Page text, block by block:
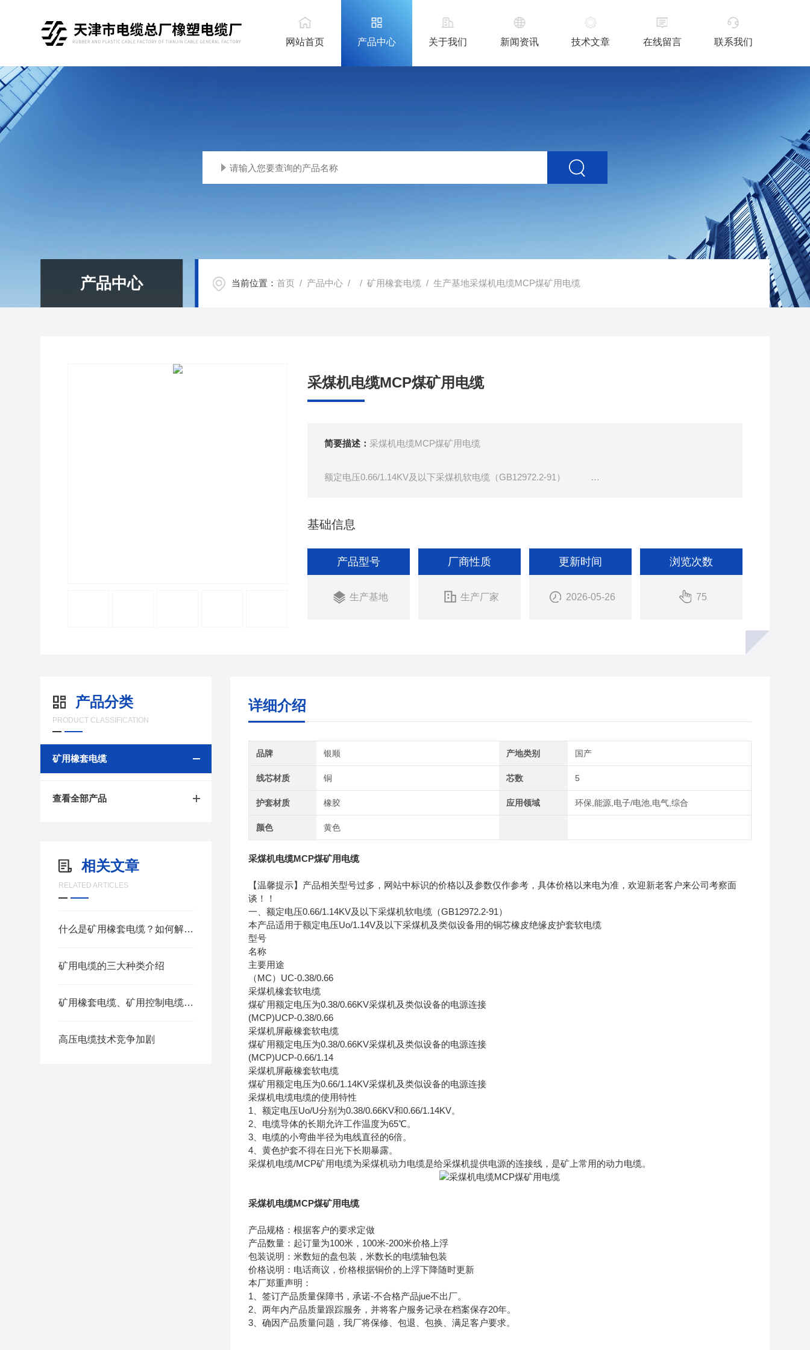
网站首页 产品中心 关于我们 新闻资讯 技术文章 在线留言 联系我们
产品中心 当前位置：首页 / 产品中心 / /矿用橡套电缆 / 生产基地采煤机电缆MCP煤矿用电缆
采煤机电缆MCP煤矿用电缆
简要描述：采煤机电缆MCP煤矿用电缆
额定电压0.66/1.14KV及以下采煤机软电缆（GB12972.2-91）
基础信息
产品型号
生产基地
厂商性质
生产厂家
更新时间
2026-05-26
浏览次数
75
产品分类
PRODUCT CLASSIFICATION
矿用橡套电缆
查看全部产品
相关文章
RELATED ARTICLES
什么是矿用橡套电缆？如何解决井下电磁干扰难题
矿用电缆的三大种类介绍
矿用橡套电缆、矿用控制电缆、矿用通信电缆、矿用电力电缆、矿用计算机电缆区别，看完不选错
高压电缆技术竞争加剧
详细介绍
品牌 银顺 产地类别 国产
线芯材质 铜 芯数 5
护套材质 橡胶 应用领域 环保,能源,电子/电池,电气,综合
颜色 黄色
采煤机电缆MCP煤矿用电缆
【温馨提示】产品相关型号过多，网站中标识的价格以及参数仅作参考，具体价格以来电为准，欢迎新老客户来公司考察面
谈！！
一、额定电压0.66/1.14KV及以下采煤机软电缆（GB12972.2-91）
本产品适用于额定电压Uo/1.14V及以下采煤机及类似设备用的铜芯橡皮绝缘皮护套软电缆
型号
名称
主要用途
（MC）UC-0.38/0.66
采煤机橡套软电缆
煤矿用额定电压为0.38/0.66KV采煤机及类似设备的电源连接
(MCP)UCP-0.38/0.66
采煤机屏蔽橡套软电缆
煤矿用额定电压为0.38/0.66KV采煤机及类似设备的电源连接
(MCP)UCP-0.66/1.14
采煤机屏蔽橡套软电缆
煤矿用额定电压为0.66/1.14KV采煤机及类似设备的电源连接
采煤机电缆电缆的使用特性
1、额定电压Uo/U分别为0.38/0.66KV和0.66/1.14KV。
2、电缆导体的长期允许工作温度为65℃。
3、电缆的小弯曲半径为电线直径的6倍。
4、黄色护套不得在日光下长期暴露。
采煤机电缆/MCP矿用电缆为采煤机动力电缆是给采煤机提供电源的连接线，是矿上常用的动力电缆。
采煤机电缆MCP煤矿用电缆
产品规格：根据客户的要求定做
产品数量：起订量为100米，100米-200米价格上浮
包装说明：米数短的盘包装，米数长的电缆轴包装
价格说明：电话商议，价格根据铜价的上浮下降随时更新
本厂郑重声明：
1、签订产品质量保障书，承诺-不合格产品jue不出厂。
2、两年内产品质量跟踪服务，并将客户服务记录在档案保存20年。
3、确因产品质量问题，我厂将保修、包退、包换、满足客户要求。